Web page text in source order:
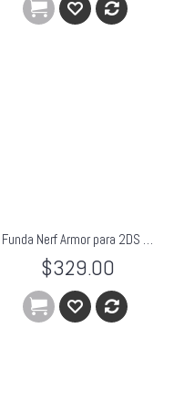
Funda Nerf Armor para 2DS Roja
$329.00